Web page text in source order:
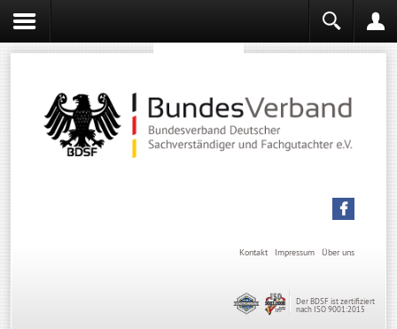
Über uns
Impressum
Kontakt
Der BDSF ist zertifiziert
nach ISO 9001:2015